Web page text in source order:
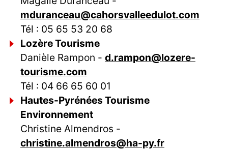
mduranceau@cahorsvalleedulot.com
Tél : 05 65 53 20 68
Lozère Tourisme
Danièle Rampon - d.rampon@lozere-
tourisme.com
Tél : 04 66 65 60 01
Hautes-Pyrénées Tourisme
Environnement
Christine Almendros -
christine.almendros@ha-py.fr